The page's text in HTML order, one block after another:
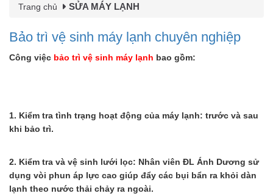
Trang chủ SỬA MÁY LẠNH
Bảo trì vệ sinh máy lạnh chuyên nghiệp
Công việc bảo trì vệ sinh máy lạnh bao gồm:
1. Kiểm tra tình trạng hoạt động của máy lạnh: trước và sau
khi bảo trì.
2. Kiểm tra và vệ sinh lưới lọc: Nhân viên ĐL Ánh Dương sử
dụng vòi phun áp lực cao giúp đẩy các bụi bẩn ra khỏi dàn
lạnh theo nước thải chảy ra ngoài.